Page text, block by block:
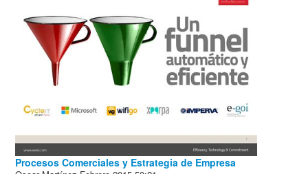
Procesos Comerciales y Estrategia de Empresa